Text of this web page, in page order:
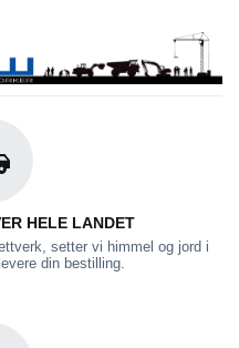
HELE LANDET
setter vi himmel og jord i
din bestilling.